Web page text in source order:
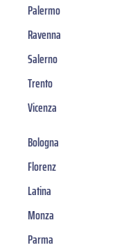
Palermo
Ravenna
Salerno
Trento
Vicenza
Bologna
Florenz
Latina
Monza
Parma